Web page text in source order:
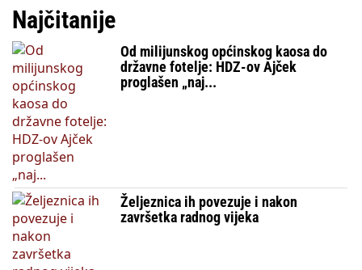
Najčitanije
Od milijunskog općinskog kaosa do
državne fotelje: HDZ-ov Ajček
proglašen „naj...
Željeznica ih povezuje i nakon
završetka radnog vijeka